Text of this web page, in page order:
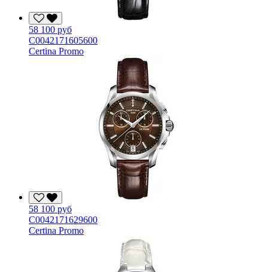
58 100 руб
C0042171605600
Certina Promo
58 100 руб
C0042171629600
Certina Promo